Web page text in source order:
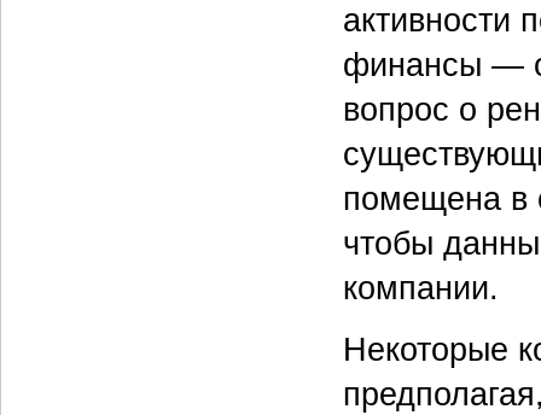
активности
финансы —
вопрос о
помещена в
чтобы
компании.
Некоторые